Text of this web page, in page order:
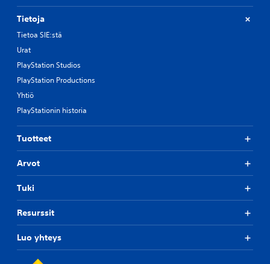
Tietoja
Tietoa SIE:stä
Urat
PlayStation Studios
PlayStation Productions
Yhtiö
PlayStationin historia
Tuotteet
Arvot
Tuki
Resurssit
Luo yhteys